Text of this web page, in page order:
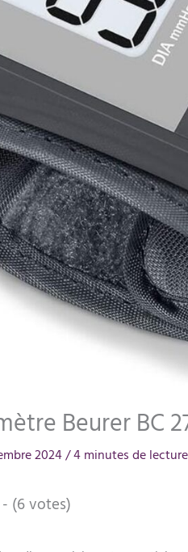
Beurer BC
2024/4 minutes de lecture
(6 votes)